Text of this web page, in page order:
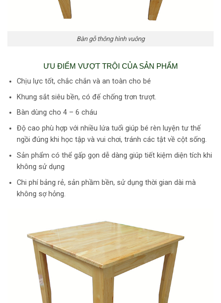
Bàn gỗ thông hình vuông
ƯU ĐIỂM VƯỢT TRỘI CỦA SẢN PHẨM
Chịu lực tốt, chắc chắn và an toàn cho bé
Khung sắt siêu bền, có đế chống trơn trượt.
Bàn dùng cho 4 – 6 cháu
Độ cao phù hợp với nhiều lứa tuổi giúp bé rèn luyện tư thế
ngồi đúng khi học tập và vui chơi, tránh các tật về cột sống.
Sản phẩm có thể gấp gọn dễ dàng giúp tiết kiệm diện tích khi
không sử dụng
Chi phí bảng rẻ, sản phầm bền, sử dụng thời gian dài mà
không sợ hỏng.